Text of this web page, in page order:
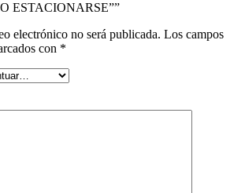
ESTACIONARSE””
electrónico no será publicada. Los campos
con *